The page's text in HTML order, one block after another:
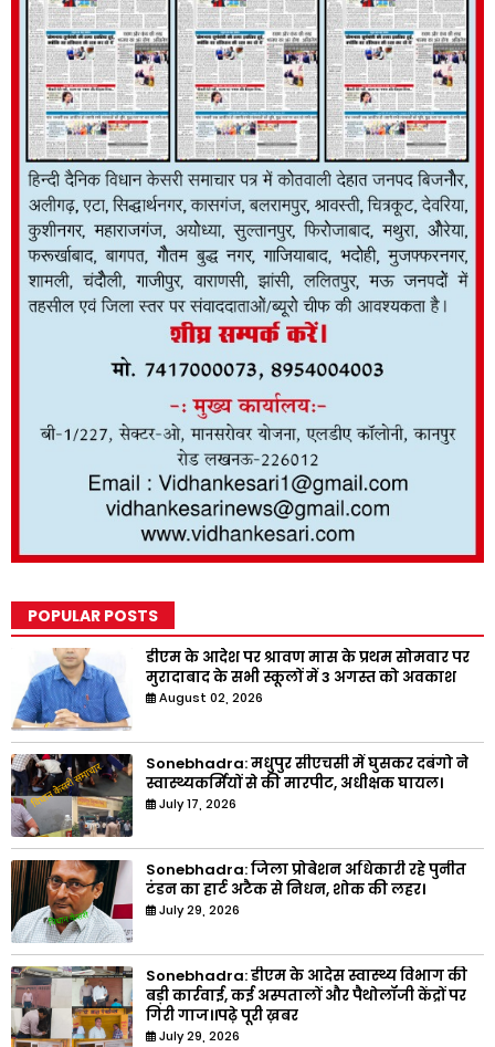
POPULAR POSTS
डीएम के आदेश पर श्रावण मास के प्रथम सोमवार पर
मुरादाबाद के सभी स्कूलों में 3 अगस्त को अवकाश
August 02, 2026
Sonebhadra: मधुपुर सीएचसी में घुसकर दबंगो ने
स्वास्थ्यकर्मियों से की मारपीट, अधीक्षक घायल।
July 17, 2026
Sonebhadra: जिला प्रोबेशन अधिकारी रहे पुनीत
टंडन का हार्ट अटैक से निधन, शोक की लहर।
July 29, 2026
Sonebhadra: डीएम के आदेस स्वास्थ्य विभाग की
बड़ी कार्रवाई, कई अस्पतालों और पैथोलॉजी केंद्रों पर
गिरी गाज।।पढ़े पूरी ख़बर
July 29, 2026